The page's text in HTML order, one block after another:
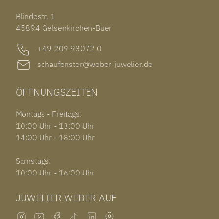
OUT OF COLLECTION
GARMIN VENU 3S
Blindestr. 1
45894 Gelsenkirchen-Buer
+49 209 93072 0
schaufenster@weber-juwelier.de
ÖFFNUNGSZEITEN
Montags - Freitags:
10:00 Uhr - 13:00 Uhr
14:00 Uhr - 18:00 Uhr
Samstags:
10:00 Uhr - 16:00 Uhr
JUWELIER WEBER AUF